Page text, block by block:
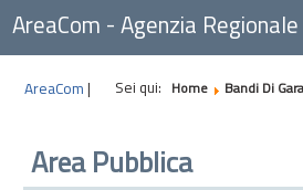
AreaCom - Agenzia
AreaCom | Sei qui: Home Bandi Di Gara
Area Pubblica